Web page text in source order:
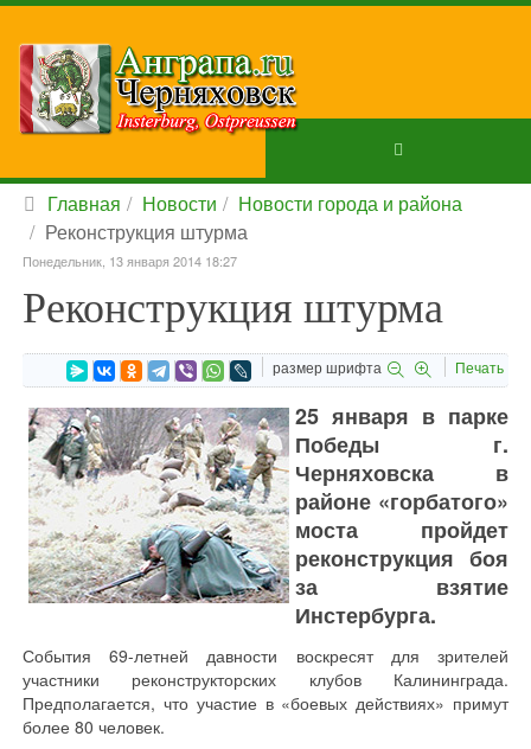
Главная Новости
Новости города и района
Реконструкция штурма
Понедельник, 13 января 2014 18:27
Реконструкция штурма
размер шрифта Печать
25 января в парке
Победы г.
Черняховска в
районе «горбатого»
моста пройдет
реконструкция боя
за взятие
Инстербурга.
События 69-летней давности воскресят для зрителей
участники реконструкторских клубов Калининграда.
Предполагается, что участие в «боевых действиях» примут
более 80 человек.